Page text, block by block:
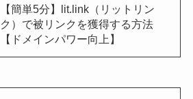
【簡単5分】lit.link（リットリン
ク）で被リンクを獲得する方法
【ドメインパワー向上】